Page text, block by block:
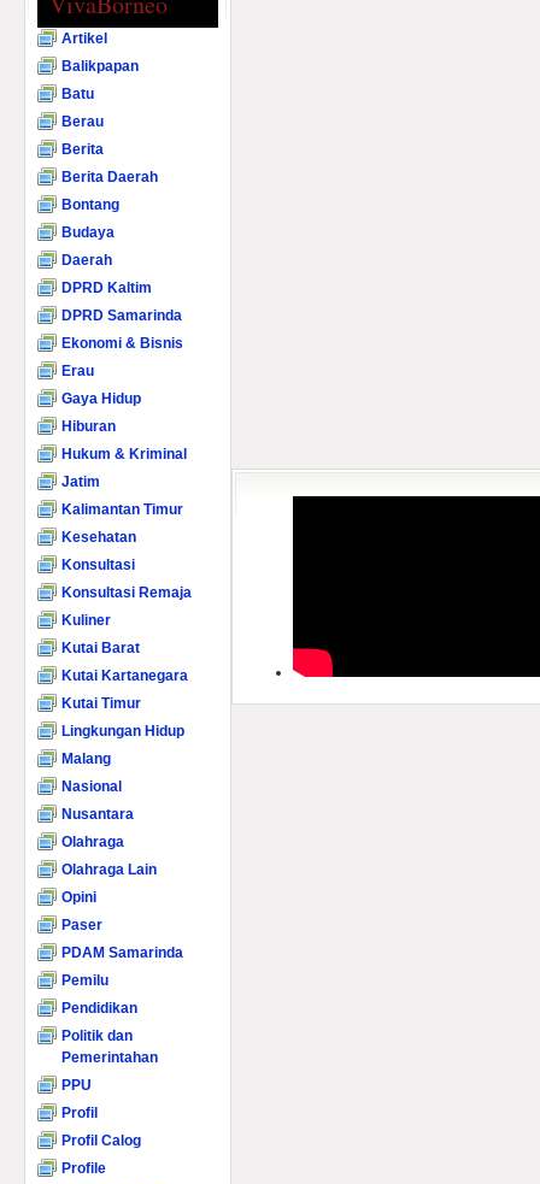
Artikel
Balikpapan
Batu
Berau
Berita
Berita Daerah
Bontang
Budaya
Daerah
DPRD Kaltim
DPRD Samarinda
Ekonomi & Bisnis
Erau
Gaya Hidup
Hiburan
Hukum & Kriminal
Jatim
Kalimantan Timur
Kesehatan
Konsultasi
Konsultasi Remaja
Kuliner
Kutai Barat
Kutai Kartanegara
Kutai Timur
Lingkungan Hidup
Malang
Nasional
Nusantara
Olahraga
Olahraga Lain
Opini
Paser
PDAM Samarinda
Pemilu
Pendidikan
Politik dan
Pemerintahan
PPU
Profil
Profil Calog
Profile